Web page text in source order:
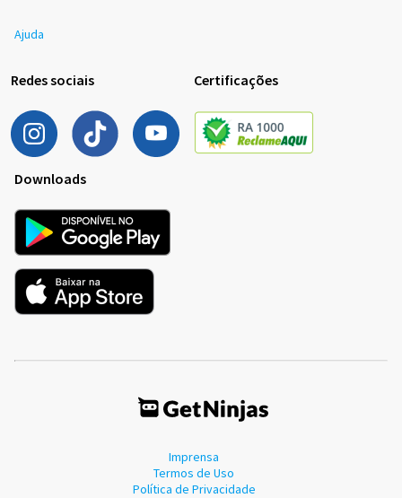
Ajuda
Redes sociais Certificações
Downloads
Imprensa
Termos de Uso
Política de Privacidade